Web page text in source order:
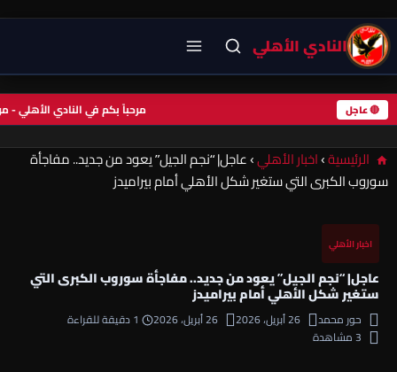
النادي الأهلي
🔴 عاجل مرحباً بكم في النادي
الرئيسية›اخبار الأهلي›عاجل| “نجم الجيل” يعود من جديد.. مفاجأة
سوروب الكبرى التي ستغير شكل الأهلي أمام بيراميدز
اخبار الأهلي
عاجل| “نجم الجيل” يعود من جديد.. مفاجأة سوروب الكبرى التي
ستغير شكل الأهلي أمام بيراميدز
حور محمد 26 أبريل، 2026 26 أبريل، 2026
1 دقيقة للقراءة
3 مشاهدة